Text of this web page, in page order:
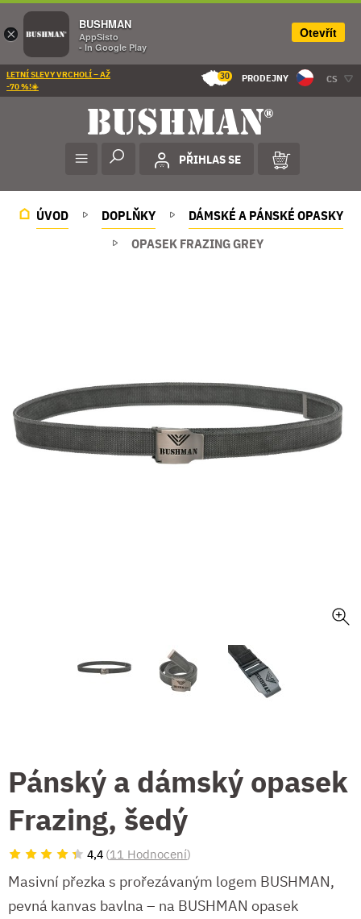
LETNÍ SLEVY VRCHOLÍ – AŽ
-70 %!☀️
30 PRODEJNY CS
PŘIHLAS SE
ÚVOD DOPLŇKY
DÁMSKÉ A PÁNSKÉ OPASKY
OPASEK FRAZING GREY
Pánský a dámský opasek
Frazing, šedý
4,4 (11 Hodnocení)
Masivní přezka s prořezávaným logem BUSHMAN,
pevná kanvas bavlna – na BUSHMAN opasek
×
BUSHMAN
AppSisto
- In Google Play
Otevřít